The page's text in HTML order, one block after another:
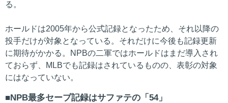
る。
ホールドは2005年から公式記録となったため、それ以降の
投手だけが対象となっている。それだけに今後も記録更新
に期待がかかる。NPBの二軍ではホールドはまだ導入され
ておらず、MLBでも記録はされているものの、表彰の対象
にはなっていない。
NPB最多セーブ記録はサファテの「54」